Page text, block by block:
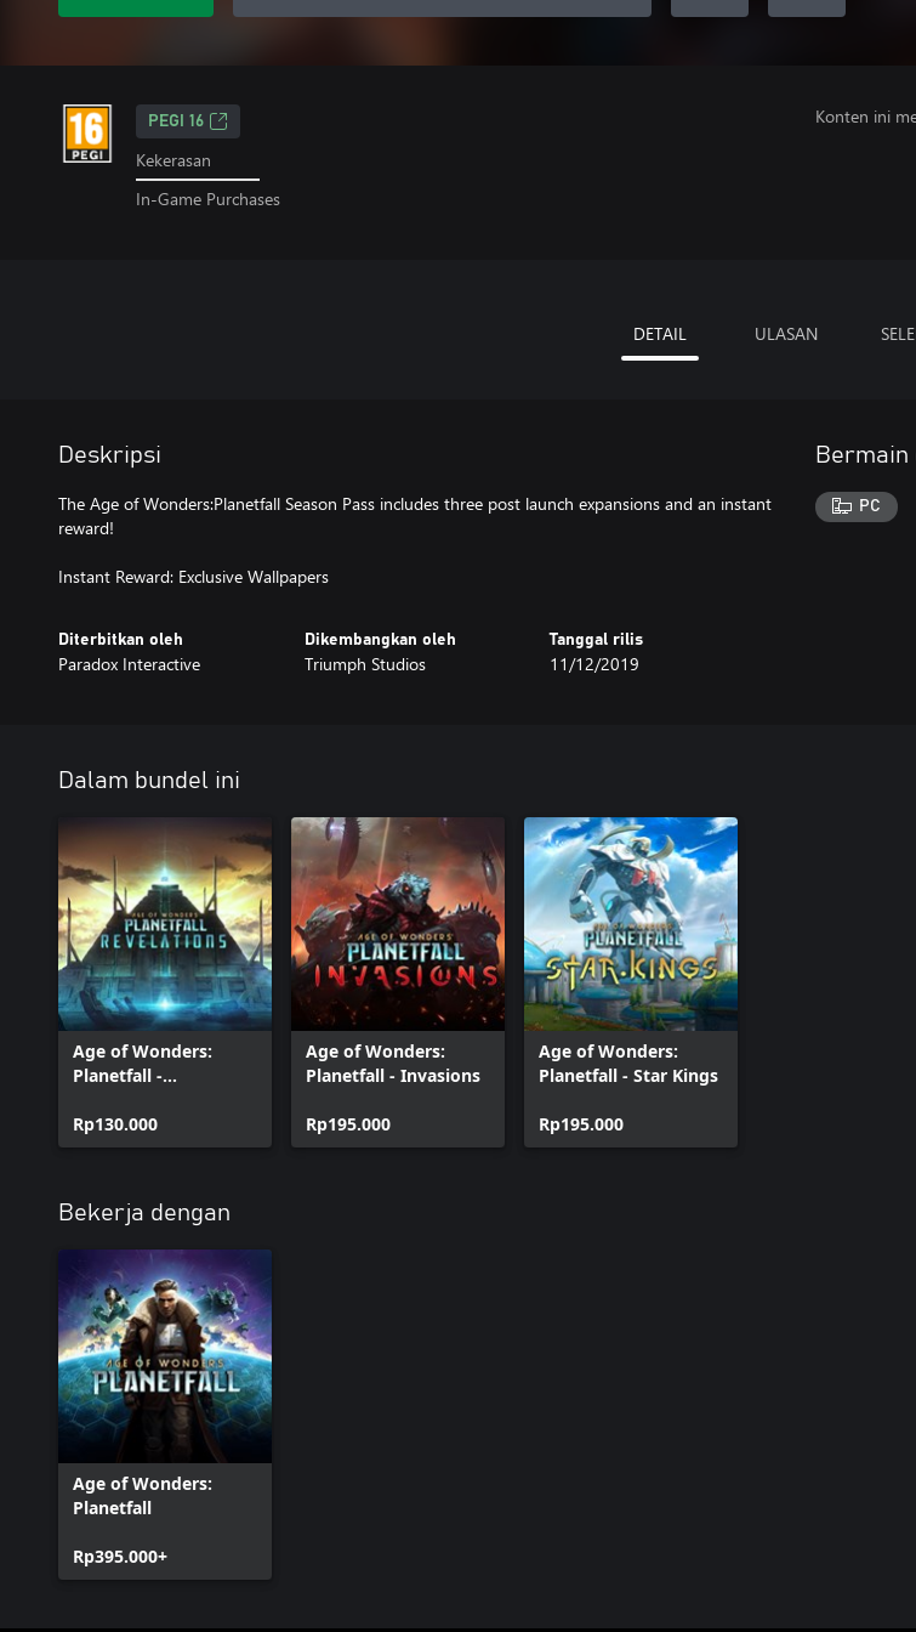
PEGI 16
Kekerasan
In-Game Purchases
Konten ini
DETAIL ULASAN
Deskripsi
The Age of Wonders:Planetfall Season Pass includes three post launch expansions and an instant
reward!
Instant Reward: Exclusive Wallpapers
Diterbitkan oleh
Paradox Interactive
Dikembangkan oleh
Triumph Studios
Tanggal rilis
11/12/2019
Bermain
PC
Dalam bundel ini
Age of Wonders:
Planetfall -
Rp130.000
Age of Wonders:
Planetfall - Invasions
Rp195.000
Age of Wonders:
Planetfall - Star Kings
Rp195.000
Bekerja dengan
Age of Wonders:
Planetfall
Rp395.000+